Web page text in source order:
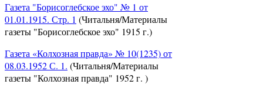
Газета "Борисоглебское эхо" № 1 от
01.01.1915. Стр. 1 (Читальня/Материалы
газеты "Борисоглебское эхо" 1915 г.)
Газета «Колхозная правда» № 10(1235) от
08.03.1952 С. 1. (Читальня/Материалы
газеты "Колхозная правда" 1952 г. )